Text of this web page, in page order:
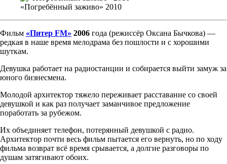
«Погребённый заживо» 2010
Фильм «Питер FM» 2006 года (режиссёр Оксана Бычкова) —
редкая в наше время мелодрама без пошлости и с хорошими
шуткам.
Девушка работает на радиостанции и собирается выйти замуж за
юного бизнесмена.
Молодой архитектор тяжело переживает расставание со своей
девушкой и как раз получает заманчивое предложение
поработать за рубежом.
Их объединяет телефон, потерянный девушкой с радио.
Архитектор почти весь фильм пытается его вернуть, но по ходу
фильма возврат всё время срывается, а долгие разговоры по
душам затягивают обоих.